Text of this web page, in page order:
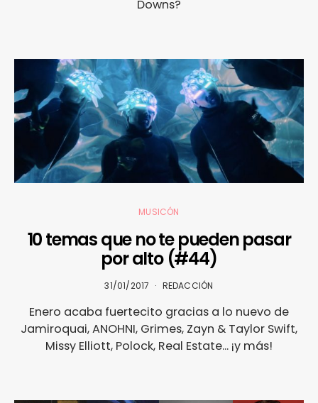
Downs?
MUSICÓN
10 temas que no te pueden pasar
por alto (#44)
31/01/2017 REDACCIÓN
Enero acaba fuertecito gracias a lo nuevo de
Jamiroquai, ANOHNI, Grimes, Zayn & Taylor Swift,
Missy Elliott, Polock, Real Estate... ¡y más!